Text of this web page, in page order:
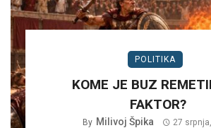
POLITIKA
KOME JE BUZ
FAKTOR?
By Milivoj Špika 27